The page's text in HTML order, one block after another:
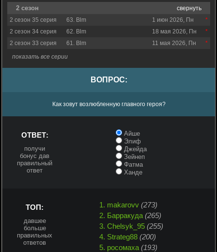
2 сезон
свернуть
2 сезон 35 серия
63. Blm
1 июн 2026, Пн
2 сезон 34 серия
62. Blm
18 мая 2026, Пн
2 сезон 33 серия
61. Blm
11 мая 2026, Пн
показать все серии
ВОПРОС:
Как зовут возлюбленную главного героя?
ОТВЕТ:
получи
бонус дав
правильный
ответ
Айше
Элиф
Джейда
Зейнеп
Фатма
Ханде
ТОП:
давшее
больше
правильных
ответов
1. makarovv (273)
2. Барракуда (265)
3. Chelsyk_95 (255)
4. Strateg88 (200)
5. росомаха (193)